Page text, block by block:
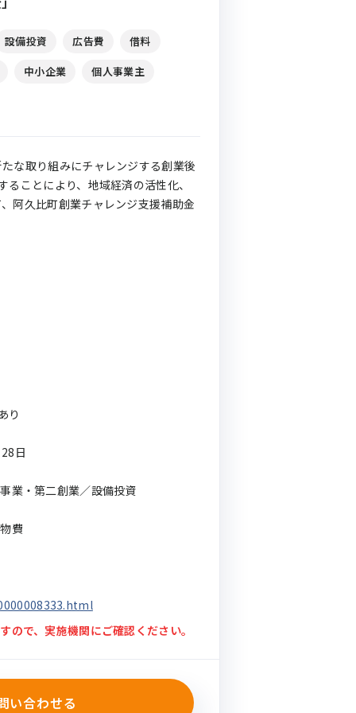
設備投資 広告費
借料
中小企業
個人事業主
な取り組みにチャレンジする創業後
ことにより、地域経済の活性化、
阿久比町創業チャレンジ支援補助金
り
日
業・第二創業／設備投資
費
で、実施機関にご確認ください。
い合わせる